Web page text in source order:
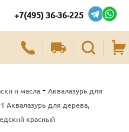
+7(495) 36-36-225
и масла - Аквалазурь для
Аквалазурь для дерева,
красный